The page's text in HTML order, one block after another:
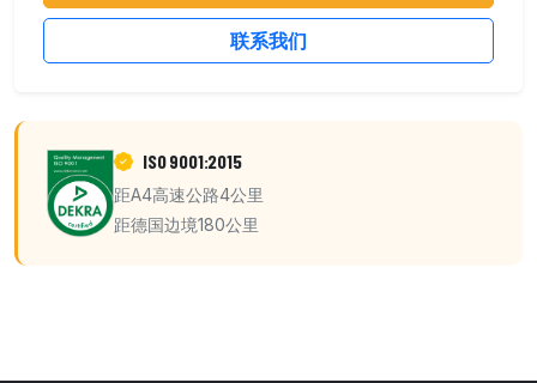
联系我们
ISO 9001:2015
距A4高速公路4公里
距德国边境180公里